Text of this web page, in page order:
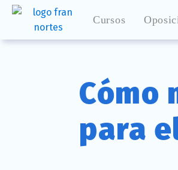
Cursos
Cómo
para